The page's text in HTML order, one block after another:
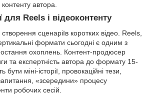
контенту автора.
для Reels і відеоконтенту
сценаріїв коротких відео. Reels,
формати сьогодні є одним з
охоплень. Контент-продюсер
та експертність автора до формату 15-
міні-історії, провокаційні тези,
запитання, «зсередини» процесу
робочих сесій.